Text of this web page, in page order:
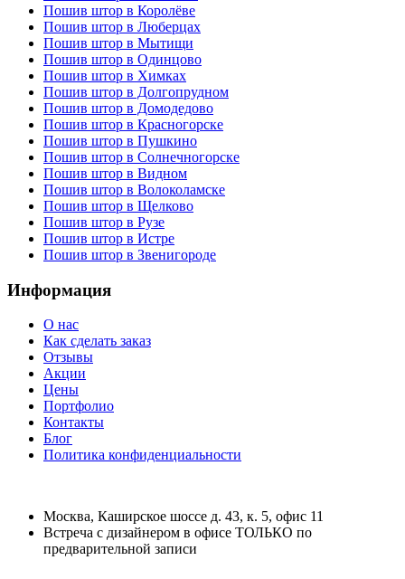
Пошив штор в Королёве
Пошив штор в Люберцах
Пошив штор в Мытищи
Пошив штор в Одинцово
Пошив штор в Химках
Пошив штор в Долгопрудном
Пошив штор в Домодедово
Пошив штор в Красногорскe
Пошив штор в Пушкино
Пошив штор в Солнечногорскe
Пошив штор в Видном
Пошив штор в Волоколамске
Пошив штор в Щелково
Пошив штор в Рузе
Пошив штор в Истре
Пошив штор в Звенигороде
Информация
О нас
Как сделать заказ
Отзывы
Акции
Цены
Портфолио
Контакты
Блог
Политика конфиденциальности
Москва, Каширское шоссе д. 43, к. 5, офис 11
Встреча с дизайнером в офисе ТОЛЬКО по
предварительной записи